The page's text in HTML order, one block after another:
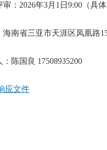
审：2026年3月1日9:00（具
海南省三亚市天涯区凤凰路
：陈国良 17508935200
应文件